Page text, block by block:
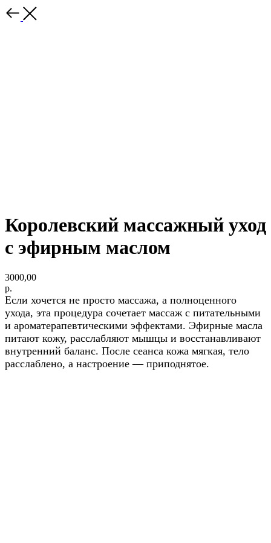
Королевский массажный уход
с эфирным маслом
3000,00
р.
Если хочется не просто массажа, а полноценного
ухода, эта процедура сочетает массаж с питательными
и ароматерапевтическими эффектами. Эфирные масла
питают кожу, расслабляют мышцы и восстанавливают
внутренний баланс. После сеанса кожа мягкая, тело
расслаблено, а настроение — приподнятое.